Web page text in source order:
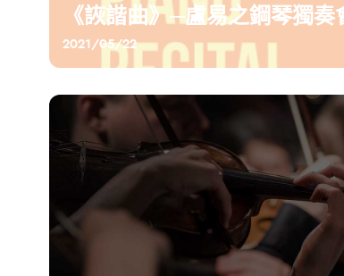
《詼諧曲》─盧易之鋼琴獨奏
2021/05/22